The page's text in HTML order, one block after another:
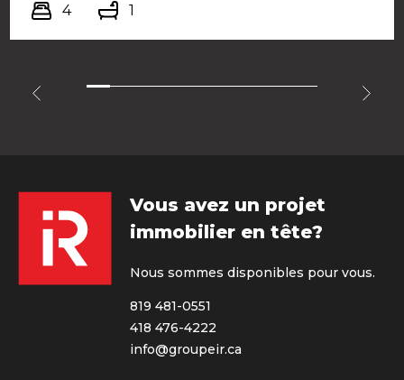
4 1
Vous avez un projet
immobilier en tête?
Nous sommes disponibles pour vous.
819 481-0551
418 476-4222
info@groupeir.ca